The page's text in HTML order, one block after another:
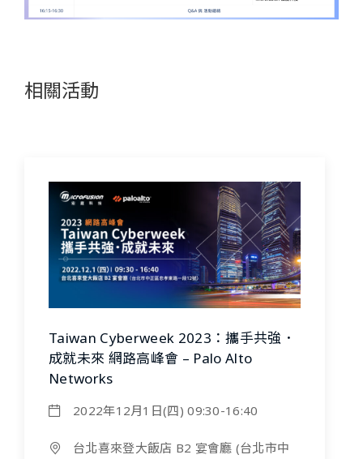
相關活動
Taiwan Cyberweek 2023：攜手共強．
成就未來 網路高峰會 – Palo Alto
Networks
2022年12月1日(四) 09:30-16:40
台北喜來登大飯店 B2 宴會廳 (台北市中